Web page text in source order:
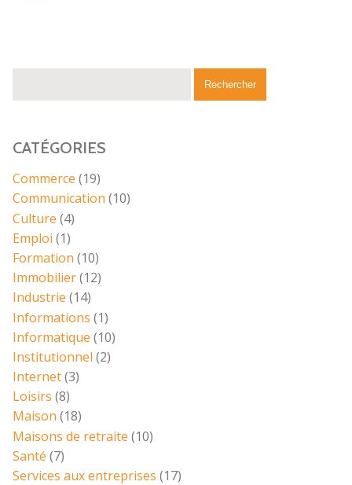
CATÉGORIES
Commerce (19)
Communication (10)
Culture (4)
Emploi (1)
Formation (10)
Immobilier(12)
Industrie (14)
Informations (1)
Informatique (10)
Institutionnel (2)
Internet(3)
Loisirs (8)
Maison (18)
Maisons de retraite (10)
Santé (7)
Services aux entreprises (17)